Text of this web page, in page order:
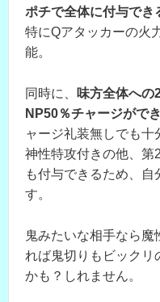
ポチで全体に付与でき
特にQアタッカーの火
能。
同時に、
味方全体への
NP50％チャージがで
ャージ礼装無しでも
神性特攻付きの他、第
も付与できるため、自
す。
鬼みたいな相手なら
れば鬼切りもビック
かも？しれません。